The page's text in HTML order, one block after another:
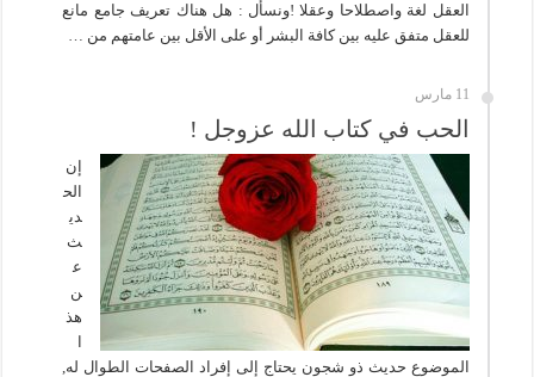
العقل لغة واصطلاحا وعقلا !ونسأل : هل هناك تعريف جامع مانع
للعقل متفق عليه بين كافة البشر أو على الأقل بين عامتهم من …
11 مارس
الحب في كتاب الله عزوجل !
إن
الح
دي
ث
ع
ن
هذ
الموضوع حديث ذو شجون يحتاج إلى إفراد الصفحات الطوال له,